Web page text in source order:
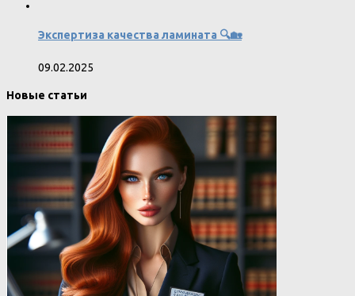
Экспертиза качества ламината 🔍🏡
09.02.2025
Новые статьи